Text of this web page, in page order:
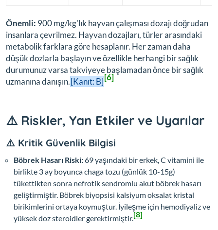
Önemli: 900 mg/kg'lık hayvan çalışması dozajı doğrudan
insanlara çevrilmez. Hayvan dozajları, türler arasındaki
metabolik farklara göre hesaplanır. Her zaman daha
düşük dozlarla başlayın ve özellikle herhangi bir sağlık
durumunuz varsa takviyeye başlamadan önce bir sağlık
uzmanına danışın.[Kanıt: B][6]
⚠️ Riskler, Yan Etkiler ve Uyarılar
⚠️ Kritik Güvenlik Bilgisi
Böbrek Hasarı Riski:69 yaşındaki bir erkek, C vitamini ile
birlikte 3 ay boyunca chaga tozu (günlük 10-15g)
tükettikten sonra nefrotik sendromlu akut böbrek hasarı
geliştirmiştir. Böbrek biyopsisi kalsiyum oksalat kristal
birikimlerini ortaya koymuştur. İyileşme için hemodiyaliz ve
yüksek doz steroidler gerektirmiştir.[8]